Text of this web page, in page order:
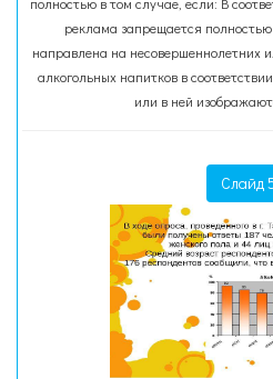
реклама запрещается
направлена на несовершеннолетних
алкогольных напитков в
или в ней
Слайд